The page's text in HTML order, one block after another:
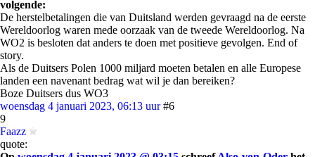
volgende:
De herstelbetalingen die van Duitsland werden gevraagd na de eerste
Wereldoorlog waren mede oorzaak van de tweede Wereldoorlog. Na
WO2 is besloten dat anders te doen met positieve gevolgen. End of
story.
Als de Duitsers Polen 1000 miljard moeten betalen en alle Europese
landen een navenant bedrag wat wil je dan bereiken?
Boze Duitsers dus WO3
woensdag 4 januari 2023, 06:13 uur #6
9
Faazz
quote: